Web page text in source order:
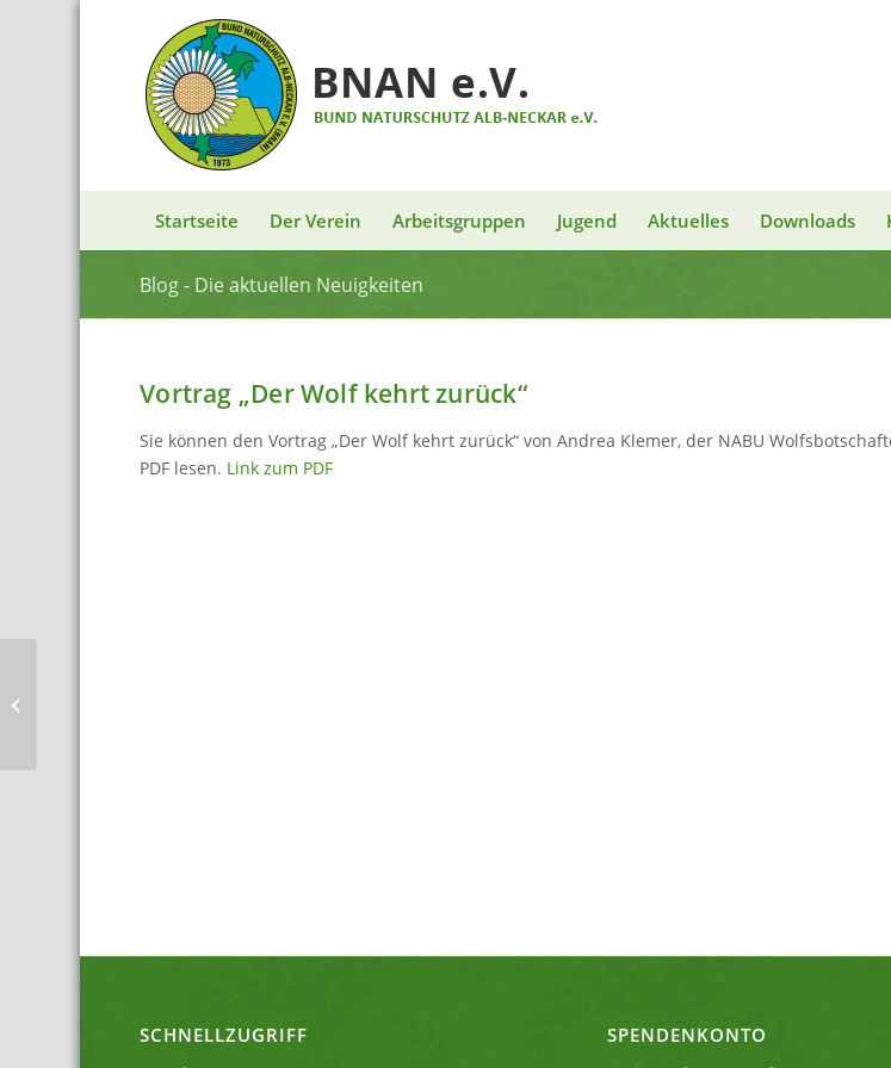
Startseite Der Verein Arbeitsgruppen Jugend Aktuelles Downloads
Blog - Die aktuellen Neuigkeiten
Vortrag „Der Wolf kehrt zurück“
Sie können den Vortrag „Der Wolf kehrt zurück“ von Andrea Klemer, der NABU
PDF lesen. Link zum PDF
SCHNELLZUGRIFF SPENDENKONTO